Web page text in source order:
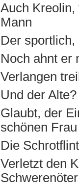
Auch
Mann
Der sportlich,
Noch ahnt er
Verlangen
Und der Alte?
Glaubt, der
schönen Frau
Die
Verletzt den
Schwerenöter